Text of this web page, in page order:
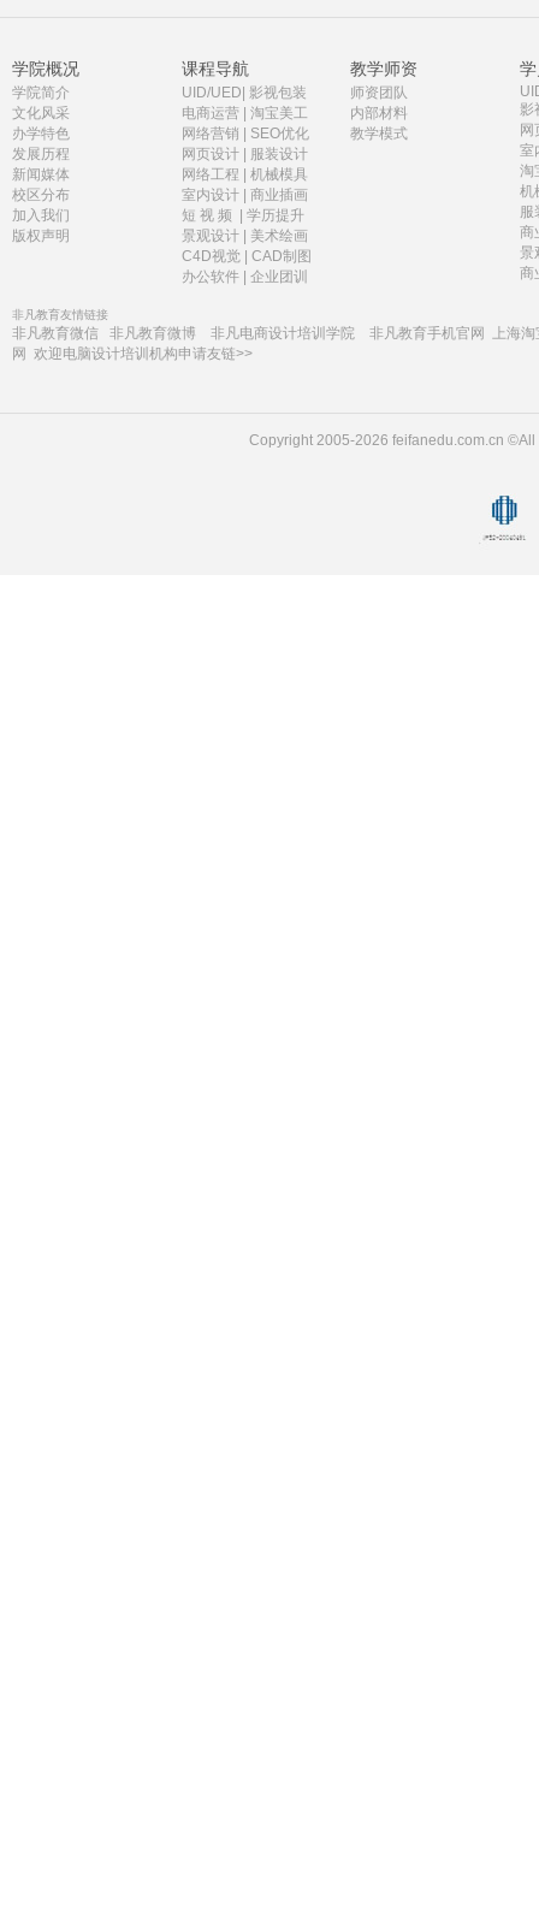
学院概况
学院简介
文化风采
办学特色
发展历程
新闻媒体
校区分布
加入我们
版权声明
课程导航
UID/UED 影视包装
电商运营| 淘宝美工
网络营销
SEO优化
网页设计|
服装设计
网络工程
机械模具
室内设计| 商业插画
短 视 频
学历提升
景观设计|
美术绘画
C4D视觉| CAD制图
办公软件| 企业团训
教学师资
师资团队
内部材料
教学模式
影
网
室
淘
机
服
商
景
商
非凡教育友情链接
非凡教育微信 非凡教育微博 非凡电商设计培训学院 非凡教育手机官网
上海
网 欢迎电脑设计培训机构申请友链>>
Copyright 2005-2026 feifanedu.com.cn